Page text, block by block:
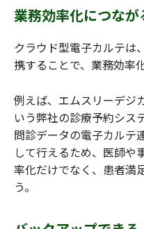
業務効率化につなが
クラウド型電子カルテは
携することで、業務効率
例えば、エムスリーデジ
いう弊社の診療予約シス
問診データの電子カルテ
して行えるため、医師や
率化だけでなく、患者満
う。